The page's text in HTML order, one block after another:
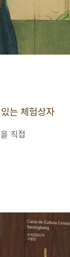
는 체험상자
직접